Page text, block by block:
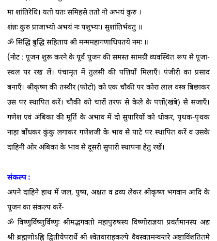
मा शांतिरेधि। यतो यतः समिहसे ततो नो अभयं कुरु ।
शंन्नः कुरु प्राजाभ्यो अभयं नः पशुभ्यः। सुशांतिर्भवतु ॥
ॐ सिद्धि बुद्धि सहिताय श्री मन्ममहागणाधिपतये नमः ॥
(नोट : पूजन शुरू करने के पूर्व पूजन की समस्त सामग्री व्यवस्थित रूप से पूजा-
स्थल पर रख लें। पंचामृत में तुलसी की पत्तियाँ मिलाएँ। पंजीरी का प्रसाद
बनाएँ। श्रीकृष्ण की तस्वीर (फोटो) को एक चौकी पर कोरा लाल वस्त्र बिछाकर
उस पर स्थापित करें। चौकी को चारों तरफ से केले के पत्तों(खंबे) से सजाएँ।
गणेश एवं अंबिका की मूर्ति के अभाव में दो सुपारियों को धोकर, पृथक-पृथक
नाड़ा बाँधकर कुंकु लगाकर गणेशजी के भाव से पाटे पर स्थापित करें व उसके
दाहिनी ओर अंबिका के भाव से दूसरी सुपारी स्थापना हेतु रखें।
संकल्प :
अपने दाहिने हाथ में जल, पुष्प, अक्षत व द्रव्य लेकर श्रीकृष्ण भगवान आदि के
पूजन का संकल्प करें-
ॐ विष्णुर्विष्णुर्विष्णुः श्रीमद्भगवतो महापुरुषस्य विष्णोराज्ञया प्रवर्तमानस्य अद्य
श्री ब्रह्मणोऽह्नि द्वितीयेपरार्धे श्री श्वेतवाराहकल्पे वैवस्वतमन्वन्तरे अष्टाविंशतितमे